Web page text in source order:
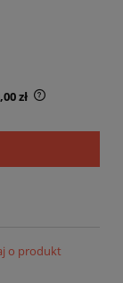
zł
30 dni,
sprzedaży.
o produkt